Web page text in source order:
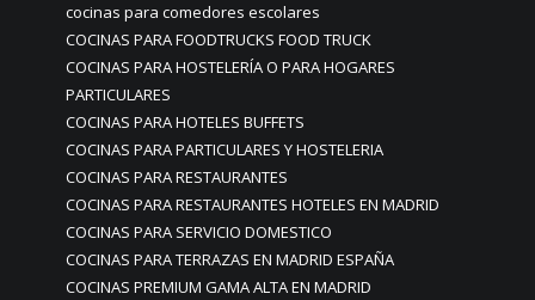
cocinas para comedores escolares
COCINAS PARA FOODTRUCKS FOOD TRUCK
COCINAS PARA HOSTELERÍA O PARA HOGARES
PARTICULARES
COCINAS PARA HOTELES BUFFETS
COCINAS PARA PARTICULARES Y HOSTELERIA
COCINAS PARA RESTAURANTES
COCINAS PARA RESTAURANTES HOTELES EN MADRID
COCINAS PARA SERVICIO DOMESTICO
COCINAS PARA TERRAZAS EN MADRID ESPAÑA
COCINAS PREMIUM GAMA ALTA EN MADRID